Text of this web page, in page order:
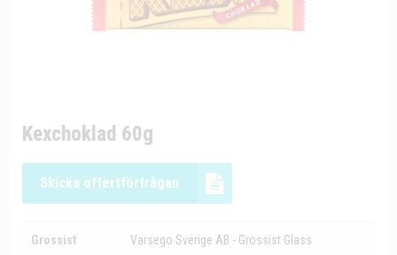
Kexchoklad 60g
Skicka offertförfrågan
Grossist Varsego Sverige AB - Grossist Glass